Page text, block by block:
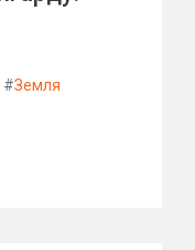
#Земля